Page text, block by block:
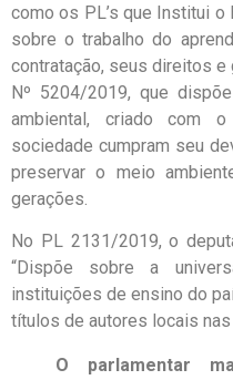
como os PL’s que Institui
sobre o trabalho do
contratação, seus direitos
Nº 5204/2019, que
ambiental, criado com
sociedade cumpram seu
preservar o meio
gerações.
No PL 2131/2019, o
“Dispõe sobre a
instituições de ensino do
títulos de autores locais
O parlamentar